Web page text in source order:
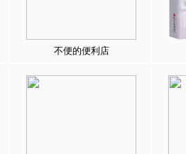
不便的便利店